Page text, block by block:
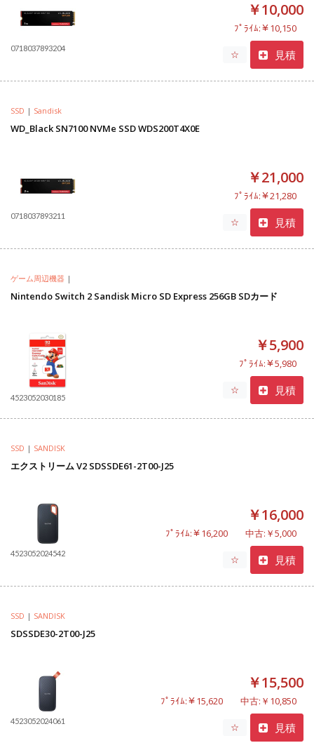
0718037893204
￥10,000
ﾌﾟﾗｲﾑ:￥10,150
☆ 見積
SSD | Sandisk
WD_Black SN7100 NVMe SSD WDS200T4X0E
0718037893211
￥21,000
ﾌﾟﾗｲﾑ:￥21,280
☆ 見積
ゲーム周辺機器 |
Nintendo Switch 2 Sandisk Micro SD Express 256GB SDカード
4523052030185
￥5,900
ﾌﾟﾗｲﾑ:￥5,980
☆ 見積
SSD | SANDISK
エクストリーム V2 SDSSDE61-2T00-J25
4523052024542
￥16,000
ﾌﾟﾗｲﾑ:￥16,200 中古:￥5,000
☆ 見積
SSD | SANDISK
SDSSDE30-2T00-J25
4523052024061
￥15,500
ﾌﾟﾗｲﾑ:￥15,620 中古:￥10,850
☆ 見積